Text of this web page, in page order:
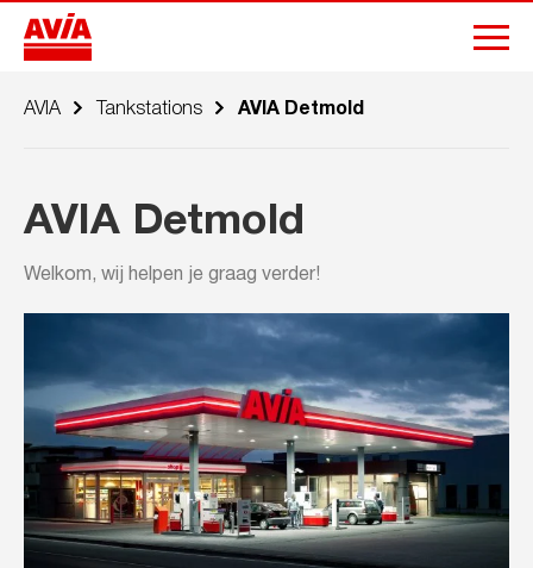
AVIA Tankstations AVIA Detmold
AVIA Detmold
Welkom, wij helpen je graag verder!